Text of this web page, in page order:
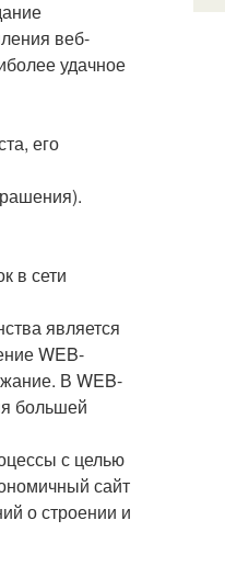
веб-
удачное
его
в сети
является
WEB-
В WEB-
большей
с целью
сайт
о строении и